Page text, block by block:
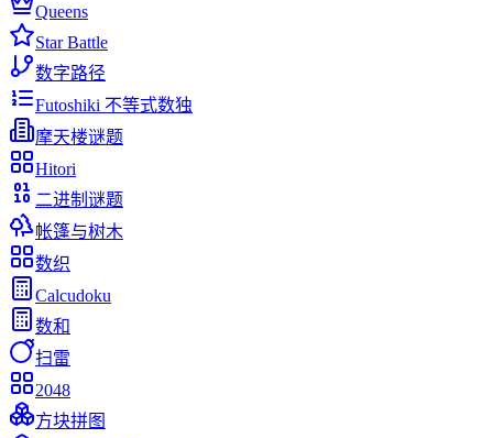
Queens
Star Battle
数字路径
Futoshiki 不等式数独
摩天楼谜题
Hitori
二进制谜题
帐篷与树木
数织
Calcudoku
数和
扫雷
2048
方块拼图